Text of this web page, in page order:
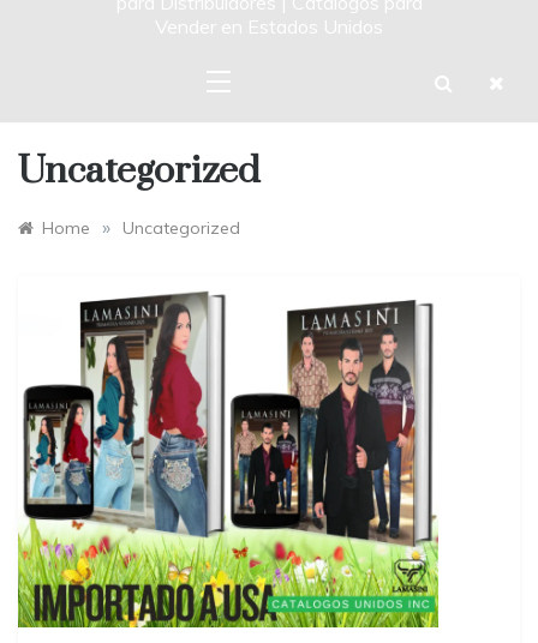
Vender en Estados Unidos
Uncategorized
Home » Uncategorized